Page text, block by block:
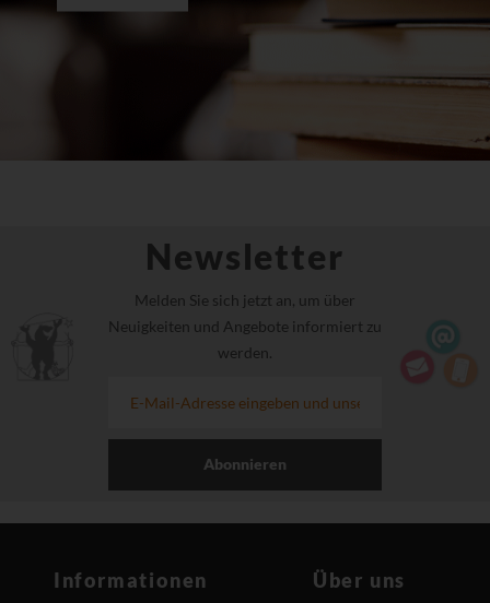
Newsletter
Melden Sie sich jetzt an, um über
Neuigkeiten und Angebote informiert zu
werden.
Abonnieren
Informationen Über uns